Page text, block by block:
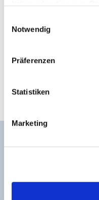
Weitere Informationen
Notwendig
Präferenzen
Statistiken
Marketing
teilzunehmen.
Das Studio Blue